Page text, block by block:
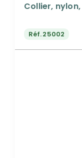
Collier,
Réf.25002